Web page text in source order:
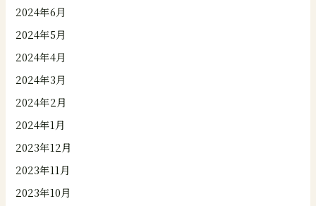
2024年6月
2024年5月
2024年4月
2024年3月
2024年2月
2024年1月
2023年12月
2023年11月
2023年10月